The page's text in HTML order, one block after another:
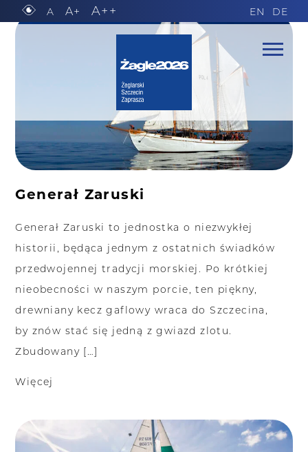
Generał Zaruski
Generał Zaruski to jednostka o niezwykłej
historii, będąca jednym z ostatnich świadków
przedwojennej tradycji morskiej. Po krótkiej
nieobecności w naszym porcie, ten piękny,
drewniany kecz gaflowy wraca do Szczecina,
by znów stać się jedną z gwiazd zlotu.
Zbudowany […]
Więcej
A A+ A++ EN DE